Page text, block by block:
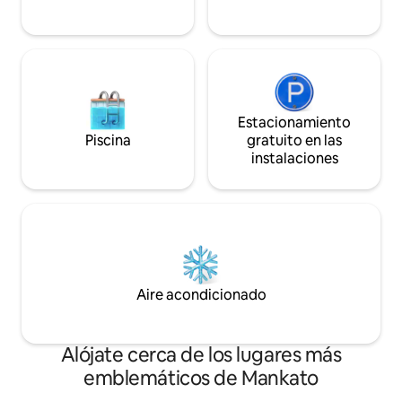
Piscina
Estacionamiento
gratuito en las
instalaciones
Aire acondicionado
Alójate cerca de los lugares más
emblemáticos de Mankato